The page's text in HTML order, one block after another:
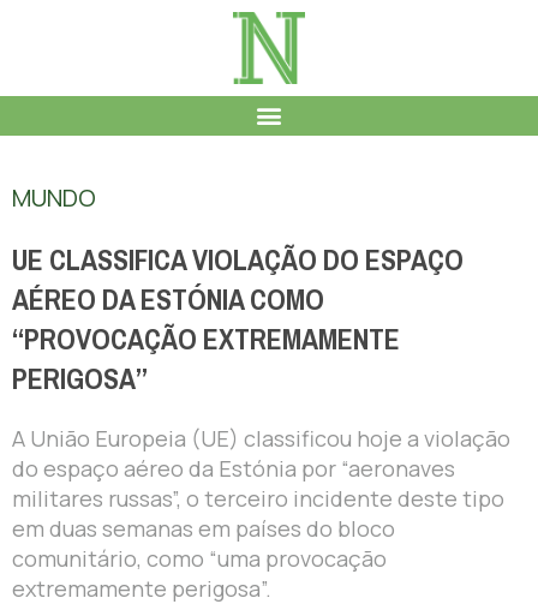
MUNDO
UE CLASSIFICA VIOLAÇÃO DO ESPAÇO
AÉREO DA ESTÓNIA COMO
“PROVOCAÇÃO EXTREMAMENTE
PERIGOSA”
A União Europeia (UE) classificou hoje a violação
do espaço aéreo da Estónia por “aeronaves
militares russas”, o terceiro incidente deste tipo
em duas semanas em países do bloco
comunitário, como “uma provocação
extremamente perigosa”.